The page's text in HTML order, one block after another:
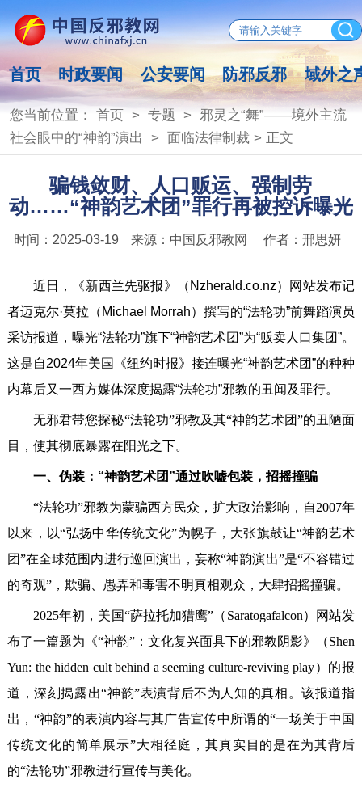
首页 时政要闻 公安要闻 防邪反邪 域外之
您当前位置： 首页> 专题 > 邪灵之“舞”——境外主流
社会眼中的“神韵”演出
> 面临法律制裁> 正文
骗钱敛财、人口贩运、强制劳
动……“神韵艺术团”罪行再被控诉曝光
时间： 2025-03-19 来源： 中国反邪教网 作者： 邢思妍
近日，《新西兰先驱报》（Nzherald.co.nz）网站发布记
者迈克尔·莫拉（Michael Morrah）撰写的“法轮功”前舞蹈演员
采访报道，曝光“法轮功”旗下“神韵艺术团”为“贩卖人口集团”。
这是自2024年美国《纽约时报》接连曝光“神韵艺术团”的种种
内幕后又一西方媒体深度揭露“法轮功”邪教的丑闻及罪行。
无邪君带您探秘“法轮功”邪教及其“神韵艺术团”的丑陋面
目，使其彻底暴露在阳光之下。
一、伪装：“神韵艺术团”通过吹嘘包装，招摇撞骗
“法轮功”邪教为蒙骗西方民众，扩大政治影响，自2007年
以来，以“弘扬中华传统文化”为幌子，大张旗鼓让“神韵艺术
团”在全球范围内进行巡回演出，妄称“神韵演出”是“不容错过
的奇观”，欺骗、愚弄和毒害不明真相观众，大肆招摇撞骗。
2025年初，美国“萨拉托加猎鹰”（Saratogafalcon）网站发
布了一篇题为《“神韵”：文化复兴面具下的邪教阴影》（Shen
Yun: the hidden cult behind a seeming culture-reviving play）的报
道，深刻揭露出“神韵”表演背后不为人知的真相。该报道指
出，“神韵”的表演内容与其广告宣传中所谓的“一场关于中国
传统文化的简单展示”大相径庭，其真实目的是在为其背后
的“法轮功”邪教进行宣传与美化。